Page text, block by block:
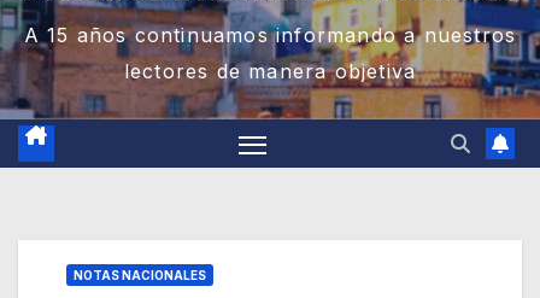
A 15 años continuamos informando a nuestros
lectores de manera objetiva
NOTAS NACIONALES